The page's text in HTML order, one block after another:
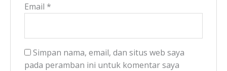
Email *
Simpan nama, email, dan situs web saya
pada peramban ini untuk komentar saya